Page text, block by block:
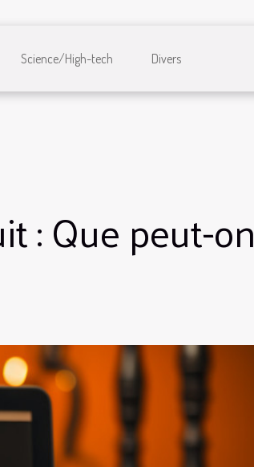
Science/High-tech Divers
: Que peut-on